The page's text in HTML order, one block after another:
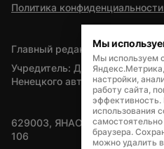
Политика
Главный редактор — А.Л.
Учредитель: Департамент
Ненецкого автономного округа
629003, ЯНАО, Салехард, мкр.
106
Мы
Мы используем
настройки,
работу сайта,
эффективность.
использования
браузера.
можно удалить